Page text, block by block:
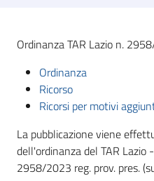
Ordinanza TAR Lazio n.
Ordinanza
Ricorso
Ricorsi per motivi
La pubblicazione viene
dell'ordinanza del TAR Lazio
2958/2023 reg. prov. pres.